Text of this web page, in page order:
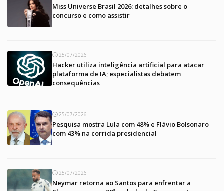
Miss Universe Brasil 2026: detalhes sobre o
concurso e como assistir
25/07/2026
Hacker utiliza inteligência artificial para atacar
plataforma de IA; especialistas debatem
consequências
25/07/2026
Pesquisa mostra Lula com 48% e Flávio Bolsonaro
com 43% na corrida presidencial
25/07/2026
Neymar retorna ao Santos para enfrentar a